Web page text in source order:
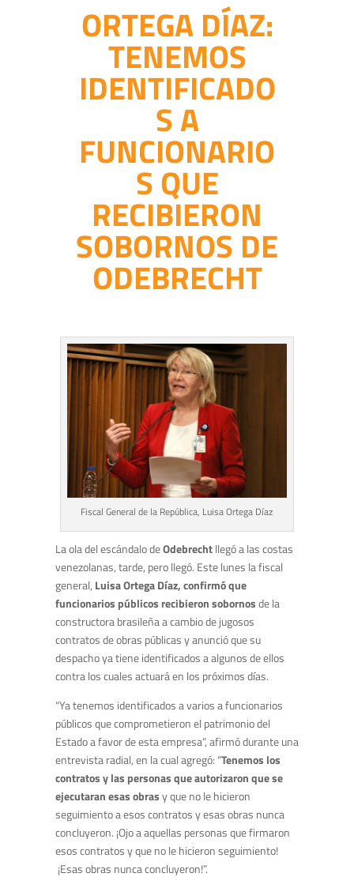
ORTEGA DÍAZ:
TENEMOS
IDENTIFICADO
S A
FUNCIONARIO
S QUE
RECIBIERON
SOBORNOS DE
ODEBRECHT
Fiscal General de la República, Luisa Ortega Díaz
La ola del escándalo deOdebrechtllegó a las costas
venezolanas, tarde, pero llegó. Este lunes la fiscal
general, Luisa Ortega Díaz, confirmó que
funcionarios públicos recibieron sobornosde la
constructora brasileña a cambio de jugosos
contratos de obras públicas y anunció que su
despacho ya tiene identificados a algunos de ellos
contra los cuales actuará en los próximos días.
“Ya tenemos identificados a varios a funcionarios
públicos que comprometieron el patrimonio del
Estado a favor de esta empresa”, afirmó durante una
entrevista radial, en la cual agregó: “Tenemos los
contratos y las personas que autorizaron que se
ejecutaran esas obrasy que no le hicieron
seguimiento a esos contratos y esas obras nunca
concluyeron. ¡Ojo a aquellas personas que firmaron
esos contratos y que no le hicieron seguimiento!
¡Esas obras nunca concluyeron!”.